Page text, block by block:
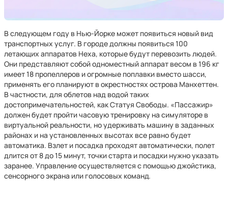
В следующем году в Нью-Йорке может появиться новый вид
транспортных услуг. В городе должны появиться 100
летающих аппаратов Неха, которые будут перевозить людей.
Они представляют собой одноместный аппарат весом в 196 кг
имеет 18 пропеллеров и огромные поплавки вместо шасси,
применять его планируют в окрестностях острова Манхеттен.
В частности, для облетов над водой таких
достопримечательностей, как Статуя Свободы. «Пассажир»
должен будет пройти часовую тренировку на симуляторе в
виртуальной реальности, но удерживать машину в заданных
районах и на установленных высотах все равно будет
автоматика. Взлет и посадка проходят автоматически, полет
длится от 8 до 15 минут, точки старта и посадки нужно указать
заранее. Управление осуществляется с помощью джойстика,
сенсорного экрана или голосовых команд.